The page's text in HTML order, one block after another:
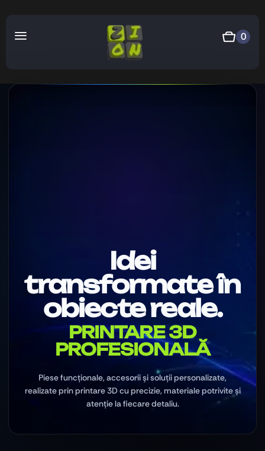
0
PRINTARE 3D
PROFESIONALĂ
Idei
transformate în
obiecte reale.
Piese funcționale, accesorii și soluții personalizate,
realizate prin printare 3D cu precizie, materiale potrivite și
atenție la fiecare detaliu.